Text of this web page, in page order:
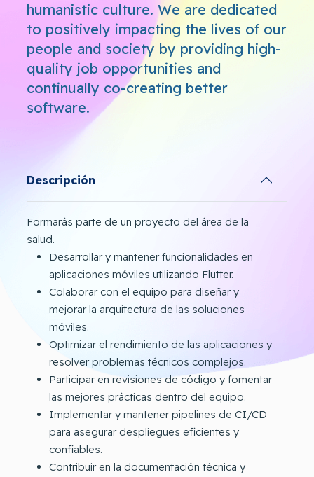
humanistic culture. We are dedicated
to positively impacting the lives of our
people and society by providing high-
quality job opportunities and
continually co-creating better
software.
Descripción
Formarás parte de un proyecto del área de la
salud.
Desarrollar y mantener funcionalidades en
aplicaciones móviles utilizando Flutter.
Colaborar con el equipo para diseñar y
mejorar la arquitectura de las soluciones
móviles.
Optimizar el rendimiento de las aplicaciones y
resolver problemas técnicos complejos.
Participar en revisiones de código y fomentar
las mejores prácticas dentro del equipo.
Implementar y mantener pipelines de CI/CD
para asegurar despliegues eficientes y
confiables.
Contribuir en la documentación técnica y